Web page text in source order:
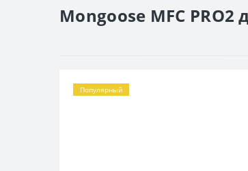
Mongoose MFC PRO2
Популярный